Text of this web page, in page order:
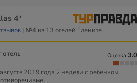
4*
| №4 из 13 отелей Елените
отель Оценка
3.0
2019 года 2 недели с ребёнком.